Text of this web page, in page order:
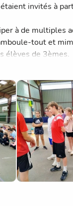
invités à
à de multiples
tout et
élèves de 3èmes.
le retour en
cette après -midi.